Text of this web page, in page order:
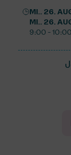
MI.. 26.
MI.. 26.
9:00 -